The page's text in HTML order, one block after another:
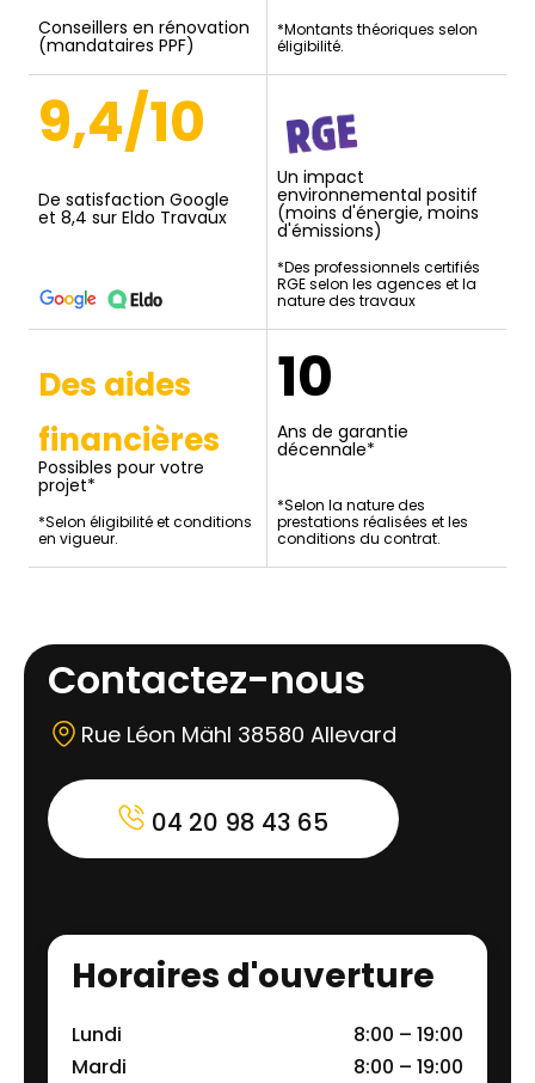
Conseillers en rénovation
(mandataires PPF)
*Montants théoriques selon
éligibilité.
9,4/10
De satisfaction Google
et 8,4 sur Eldo Travaux
Un impact
environnemental positif
(moins d'énergie, moins
d'émissions)
*Des professionnels certifiés
RGE selon les agences et la
nature des travaux
Des aides
financières
Possibles pour votre
projet*
*Selon éligibilité et conditions
en vigueur.
10
Ans de garantie
décennale*
*Selon la nature des
prestations réalisées et les
conditions du contrat.
Contactez-nous
Rue Léon Mähl 38580 Allevard
04 20 98 43 65
Horaires d'ouverture
Lundi
8:00 – 19:00
Mardi
8:00 – 19:00